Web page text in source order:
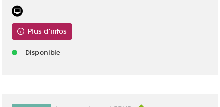
Plus d'infos
Disponible